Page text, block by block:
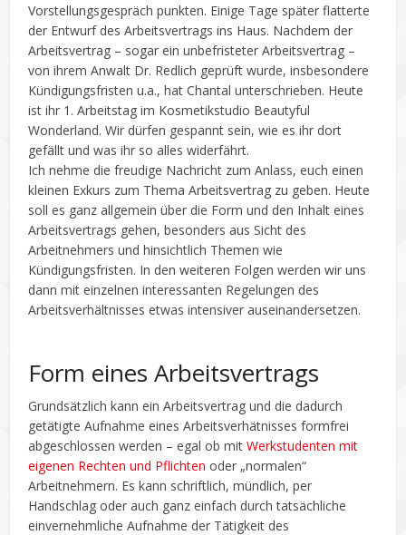
Vorstellungsgespräch punkten. Einige Tage später flatterte
der Entwurf des Arbeitsvertrags ins Haus. Nachdem der
Arbeitsvertrag – sogar ein unbefristeter Arbeitsvertrag –
von ihrem Anwalt Dr. Redlich geprüft wurde, insbesondere
Kündigungsfristen u.a., hat Chantal unterschrieben. Heute
ist ihr 1. Arbeitstag im Kosmetikstudio Beautyful
Wonderland. Wir dürfen gespannt sein, wie es ihr dort
gefällt und was ihr so alles widerfährt.
Ich nehme die freudige Nachricht zum Anlass, euch einen
kleinen Exkurs zum Thema Arbeitsvertrag zu geben. Heute
soll es ganz allgemein über die Form und den Inhalt eines
Arbeitsvertrags gehen, besonders aus Sicht des
Arbeitnehmers und hinsichtlich Themen wie
Kündigungsfristen. In den weiteren Folgen werden wir uns
dann mit einzelnen interessanten Regelungen des
Arbeitsverhältnisses etwas intensiver auseinandersetzen.
Form eines Arbeitsvertrags
Grundsätzlich kann ein Arbeitsvertrag und die dadurch
getätigte Aufnahme eines Arbeitsverhätnisses formfrei
abgeschlossen werden – egal ob mitWerkstudenten mit
eigenen Rechten und Pflichten oder „normalen“
Arbeitnehmern. Es kann schriftlich, mündlich, per
Handschlag oder auch ganz einfach durch tatsächliche
einvernehmliche Aufnahme der Tätigkeit des